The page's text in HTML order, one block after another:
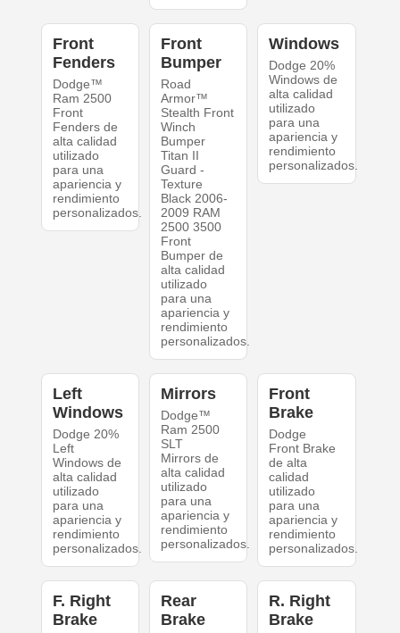
Front
Fenders
Dodge™
Ram 2500
Front
Fenders de
alta calidad
utilizado
para una
apariencia y
rendimiento
personalizados.
Front
Bumper
Road
Armor™
Stealth Front
Winch
Bumper
Titan II
Guard -
Texture
Black 2006-
2009 RAM
2500 3500
Front
Bumper de
alta calidad
utilizado
para una
apariencia y
rendimiento
personalizados.
Windows
Dodge 20%
Windows de
alta calidad
utilizado
para una
apariencia y
rendimiento
personalizados.
Left
Windows
Dodge 20%
Left
Windows de
alta calidad
utilizado
para una
apariencia y
rendimiento
personalizados.
Mirrors
Dodge™
Ram 2500
SLT
Mirrors de
alta calidad
utilizado
para una
apariencia y
rendimiento
personalizados.
Front
Brake
Dodge
Front Brake
de alta
calidad
utilizado
para una
apariencia y
rendimiento
personalizados.
F. Right
Brake
Rear
Brake
R. Right
Brake